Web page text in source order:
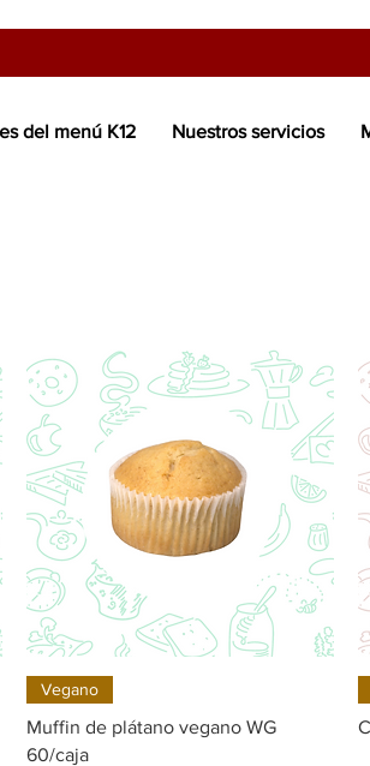
del menú K12 Nuestros servicios
Vegano
Muffin de plátano vegano WG
60/caja